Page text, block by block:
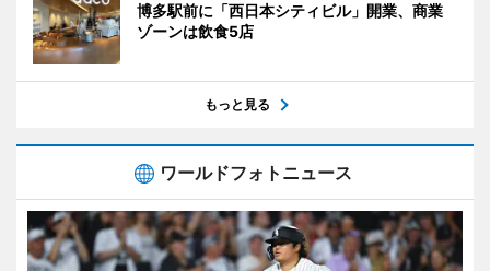
博多駅前に「西日本シティビル」開業、商業
ゾーンは飲食5店
もっと見る
ワールドフォトニュース